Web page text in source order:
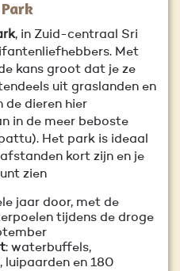
, in Zuid-centraal Sri
Met
kans groot dat je ze
uit graslanden en
de dieren hier
in de meer beboste
Het park is ideaal
kort zijn en je
zien
jaar door, met de
tijdens de droge
: waterbuffels,
luipaarden en 180